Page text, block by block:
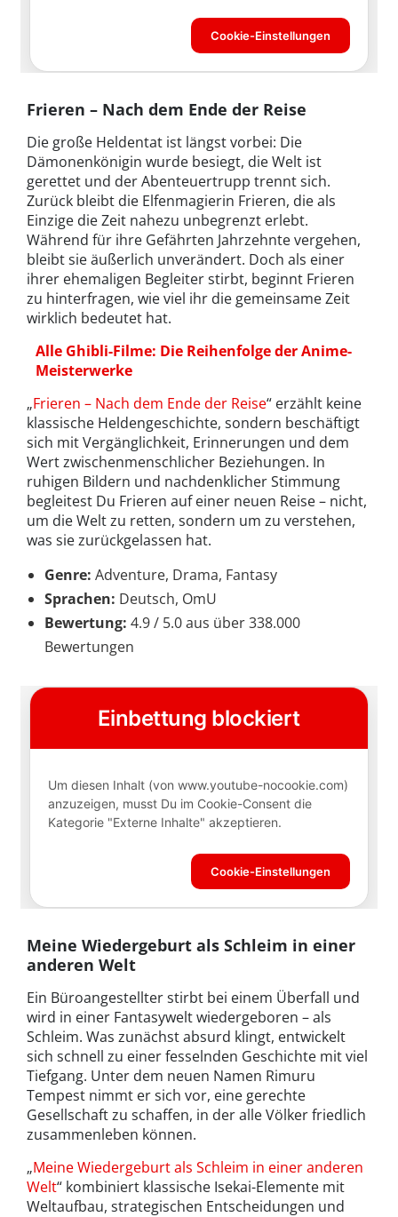
Frieren – Nach dem Ende der Reise
Die große Heldentat ist längst vorbei: Die
Dämonenkönigin wurde besiegt, die Welt ist
gerettet und der Abenteuertrupp trennt sich.
Zurück bleibt die Elfenmagierin Frieren, die als
Einzige die Zeit nahezu unbegrenzt erlebt.
Während für ihre Gefährten Jahrzehnte vergehen,
bleibt sie äußerlich unverändert. Doch als einer
ihrer ehemaligen Begleiter stirbt, beginnt Frieren
zu hinterfragen, wie viel ihr die gemeinsame Zeit
wirklich bedeutet hat.
Alle Ghibli-Filme: Die Reihenfolge der Anime-
Meisterwerke
„Frieren – Nach dem Ende der Reise“ erzählt keine
klassische Heldengeschichte, sondern beschäftigt
sich mit Vergänglichkeit, Erinnerungen und dem
Wert zwischenmenschlicher Beziehungen. In
ruhigen Bildern und nachdenklicher Stimmung
begleitest Du Frieren auf einer neuen Reise – nicht,
um die Welt zu retten, sondern um zu verstehen,
was sie zurückgelassen hat.
Genre: Adventure, Drama, Fantasy
Sprachen: Deutsch, OmU
Bewertung: 4.9 / 5.0 aus über 338.000
Bewertungen
Meine Wiedergeburt als Schleim in einer
anderen Welt
Ein Büroangestellter stirbt bei einem Überfall und
wird in einer Fantasywelt wiedergeboren – als
Schleim. Was zunächst absurd klingt, entwickelt
sich schnell zu einer fesselnden Geschichte mit viel
Tiefgang. Unter dem neuen Namen Rimuru
Tempest nimmt er sich vor, eine gerechte
Gesellschaft zu schaffen, in der alle Völker friedlich
zusammenleben können.
„Meine Wiedergeburt als Schleim in einer anderen
Welt“ kombiniert klassische Isekai-Elemente mit
Weltaufbau, strategischen Entscheidungen und